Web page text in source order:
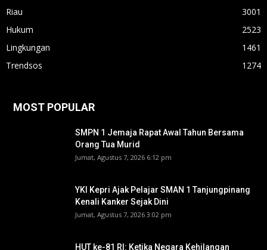
Riau
3001
Hukum
2523
Lingkungan
1461
Trendsos
1274
MOST POPULAR
SMPN 1 Jemaja Rapat Awal Tahun Bersama
Orang Tua Murid ‎
Jumat, Agustus 7, 2026 6:12 pm
YKI Kepri Ajak Pelajar SMAN 1 Tanjungpinang
Kenali Kanker Sejak Dini
Jumat, Agustus 7, 2026 3:02 pm
HUT ke-81 RI: Ketika Negara Kehilangan